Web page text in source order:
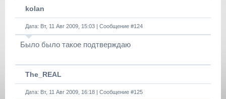
kolan
Дата: Вт, 11 Авг 2009, 15:03 | Сообщение #124
Было было такое подтверждаю
The_REAL
Дата: Вт, 11 Авг 2009, 16:18 | Сообщение #125